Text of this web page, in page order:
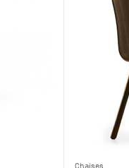
Chaises